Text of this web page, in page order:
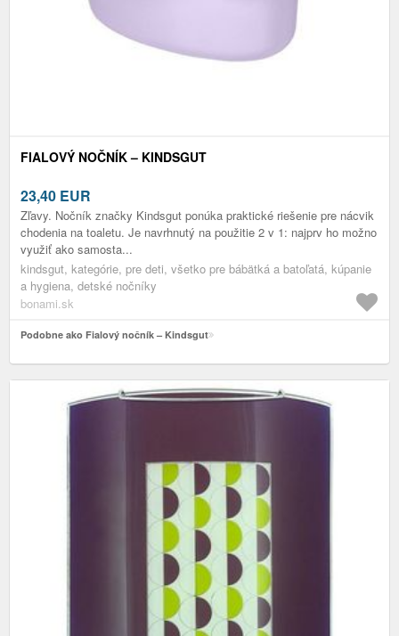
FIALOVÝ NOČNÍK – KINDSGUT
23,40 EUR
Zľavy. Nočník značky Kindsgut ponúka praktické riešenie pre nácvik
chodenia na toaletu. Je navrhnutý na použitie 2 v 1: najprv ho možno
využiť ako samosta...
kindsgut, kategórie, pre deti, všetko pre bábätká a batoľatá, kúpanie
a hygiena, detské nočníky
bonami.sk
Podobne ako Fialový nočník – Kindsgut